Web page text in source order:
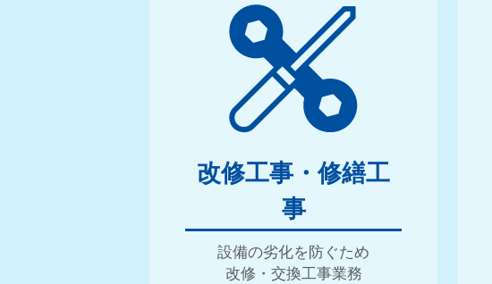
コーポレートサイト
改修工事・修繕工
事
設備の劣化を防ぐため
改修・交換工事業務